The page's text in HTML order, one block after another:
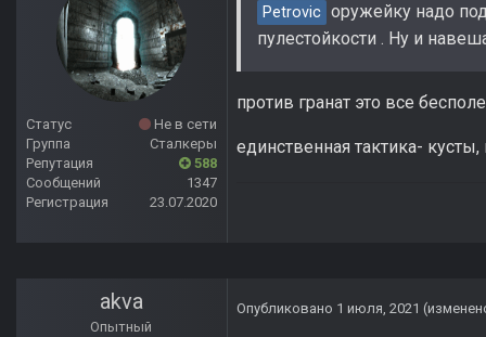
Статус
Не в сети
Группа
Сталкеры
Репутация
588
Сообщений
1347
Регистрация
23.07.2020
Petrovic оружейку надо
пулестойкости . Ну и
против гранат это все
единственная тактика-
akva
Опытный
Опубликовано 1 июля, 2021